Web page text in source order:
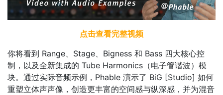
点击查看完整视频
你将看到 Range、Stage、Bigness 和 Bass 四大核心控
制，以及全新集成的 Tube Harmonics（电子管谐波）模
块。通过实际音频示例，Phable 演示了 BiG [Studio] 如何
重塑立体声声像，创造更丰富的空间感与纵深感，并为混音